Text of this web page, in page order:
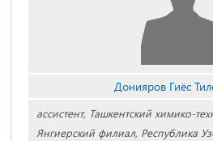
Донияров Гиёс
ассистент, Ташкентский химико-
Янгиерский филиал, Республика